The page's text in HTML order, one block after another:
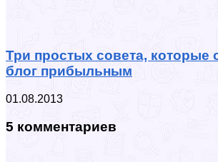
Три простых совета, которые
блог прибыльным
01.08.2013
5 комментариев